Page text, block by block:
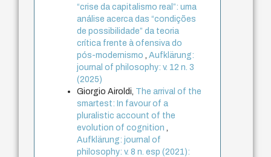
“crise da capitalismo real”: uma
análise acerca das “condições
de possibilidade” da teoria
crítica frente à ofensiva do
pós-modernismo
,Aufklärung:
journal of philosophy: v. 12 n. 3
(2025)
Giorgio Airoldi, The arrival of the
smartest: In favour of a
pluralistic account of the
evolution of cognition
Aufklärung: journal of
philosophy: v. 8 n. esp (2021):